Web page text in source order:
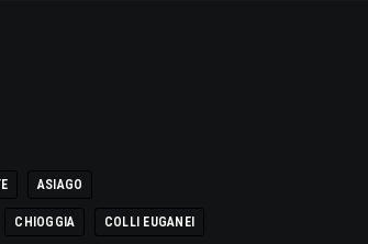
ASIAGO
CHIOGGIA COLLI EUGANEI